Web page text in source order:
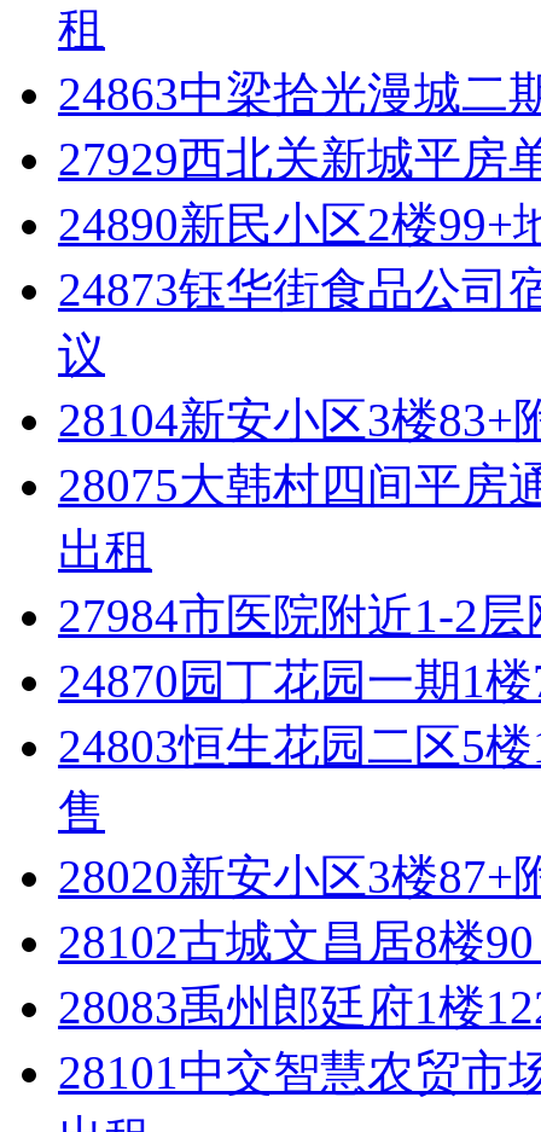
租
24863中梁拾光漫城二
27929西北关新城平房
24890新民小区2楼99+
24873钰华街食品公司
议
28104新安小区3楼83+
28075大韩村四间平房
出租
27984市医院附近1-2
24870园丁花园一期1
24803恒生花园二区5
售
28020新安小区3楼87+
28102古城文昌居8楼
28083禹州郎廷府1楼
28101中交智慧农贸市